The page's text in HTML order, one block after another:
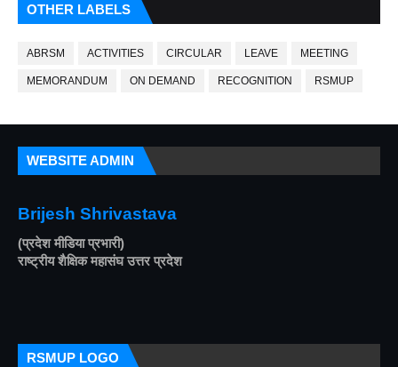
OTHER LABELS
ABRSM ACTIVITIES CIRCULAR LEAVE MEETING
MEMORANDUM ON DEMAND RECOGNITION RSMUP
WEBSITE ADMIN
Brijesh Shrivastava
(प्रदेश मीडिया प्रभारी)
राष्ट्रीय शैक्षिक महासंघ उत्तर प्रदेश
RSMUP LOGO